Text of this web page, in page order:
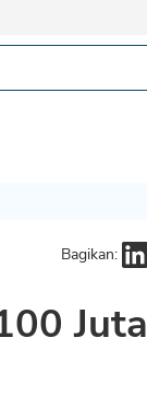
Bagikan:
Juta